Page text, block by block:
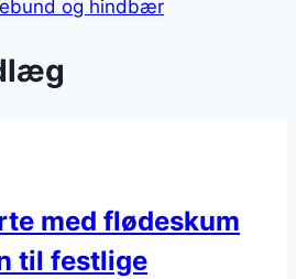
og hindbær
med flødeskum
til festlige